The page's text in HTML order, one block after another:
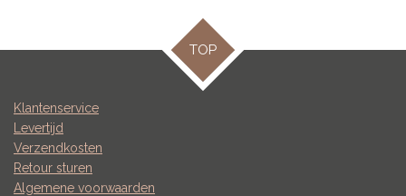
TOP
Klantenservice
Levertijd
Verzendkosten
Retour sturen
Algemene voorwaarden